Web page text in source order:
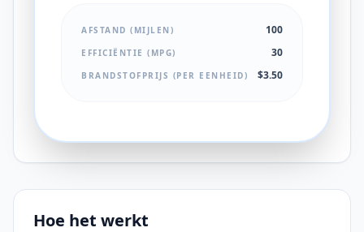
AFSTAND (MIJLEN) 100
EFFICIËNTIE (MPG) 30
BRANDSTOFPRIJS (PER EENHEID) $3.50
Hoe het werkt